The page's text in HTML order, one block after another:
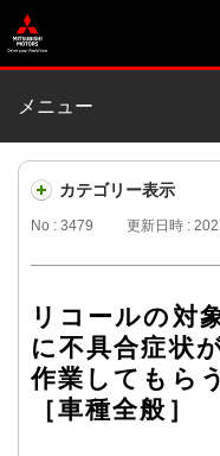
メニュー
カテゴリー表示
No : 3479 更新日時 :
リコールの対
に不具合症状
作業してもら
［車種全般］